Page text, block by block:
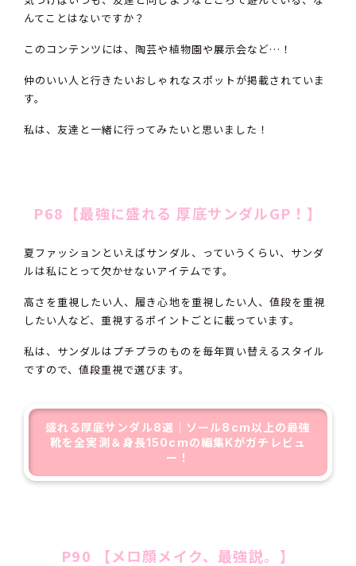
んてことはないですか？
このコンテンツには、陶芸や植物園や展示会など…！
仲のいい人と行きたいおしゃれなスポットが掲載されていま
す。
私は、友達と一緒に行ってみたいと思いました！
P68【最強に盛れる 厚底サンダルGP！】
夏ファッションといえばサンダル、っていうくらい、サンダ
ルは私にとって欠かせないアイテムです。
高さを重視したい人、履き心地を重視したい人、値段を重視
したい人など、重視するポイントごとに載っています。
私は、サンダルはプチプラのものを毎年買い替えるスタイル
ですので、値段重視で選びます。
盛れる厚底サンダル8選｜ソール8cm以上の最強
靴を全実測＆身長150cmの編集Kがガチレビュ
ー！
P90 【メロ顔メイク、最強説。】